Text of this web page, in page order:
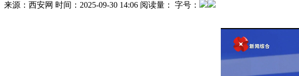
来源： 西安网 时间： 2025-09-30 14:06 阅读量： 字号：